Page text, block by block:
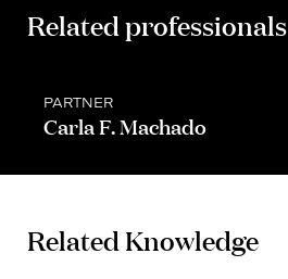
Related professionals
PARTNER
Carla F. Machado
Related Knowledge